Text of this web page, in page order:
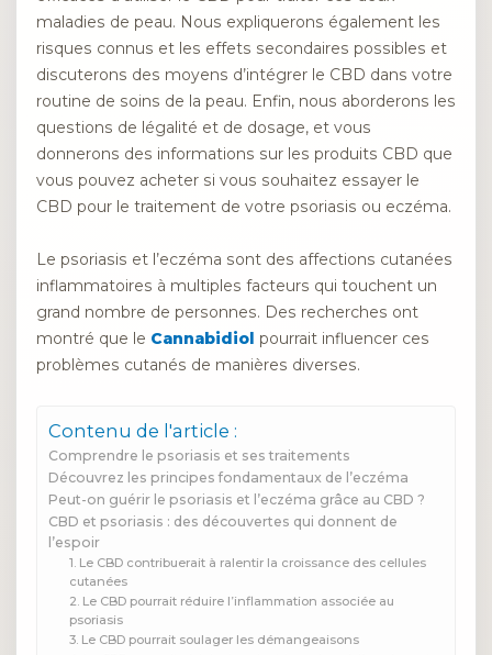
maladies de peau. Nous expliquerons également les
risques connus et les effets secondaires possibles et
discuterons des moyens d’intégrer le CBD dans votre
routine de soins de la peau. Enfin, nous aborderons les
questions de légalité et de dosage, et vous
donnerons des informations sur les produits CBD que
vous pouvez acheter si vous souhaitez essayer le
CBD pour le traitement de votre psoriasis ou eczéma.
Le psoriasis et l’eczéma sont des affections cutanées
inflammatoires à multiples facteurs qui touchent un
grand nombre de personnes. Des recherches ont
montré que le Cannabidiol pourrait influencer ces
problèmes cutanés de manières diverses.
Contenu de l'article :
Comprendre le psoriasis et ses traitements
Découvrez les principes fondamentaux de l’eczéma
Peut-on guérir le psoriasis et l’eczéma grâce au CBD ?
CBD et psoriasis : des découvertes qui donnent de
l’espoir
1. Le CBD contribuerait à ralentir la croissance des cellules
cutanées
2. Le CBD pourrait réduire l’inflammation associée au
psoriasis
3. Le CBD pourrait soulager les démangeaisons